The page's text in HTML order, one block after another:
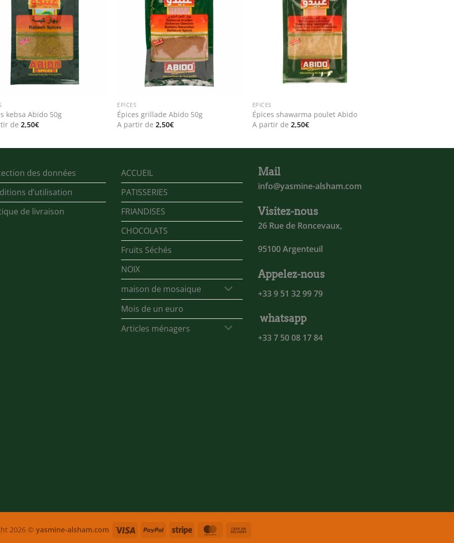
kebsa Abido 50g
de2,50€
ÉPICES
Épices grillade Abido 50g
A partir de2,50€
ÉPICES
Épices shawarma poulet Abido
A partir de 2,50€
des données
d’utilisation
de livraison
ACCUEIL
PATISSERIES
FRIANDISES
CHOCOLATS
Fruits Séchés
NOIX
maison de mosaique
Mois de un euro
Articles ménagers
Mail
info@yasmine-alsham.com
Visitez-nous
26 Rue de Roncevaux,
95100 Argenteuil
Appelez-nous
+33 9 51 32 99 79
whatsapp
+33 7 50 08 17 84
2026 © yasmine-alsham.com Visa PayPal Stripe MasterCard